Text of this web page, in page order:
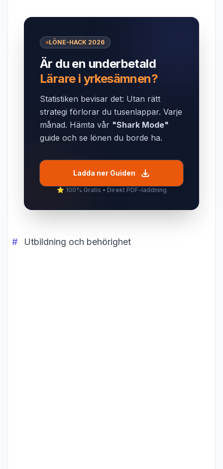
LÖNE-HACK 2026
Är du en underbetald
Lärare i yrkesämnen?
Statistiken bevisar det: Utan rätt
strategi förlorar du tusenlappar. Varje
månad. Hämta vår "Shark Mode"
guide och se lönen du borde ha.
Ladda ner Guiden
⭐️ 100% Gratis • Direkt PDF-laddning
Utbildning och behörighet